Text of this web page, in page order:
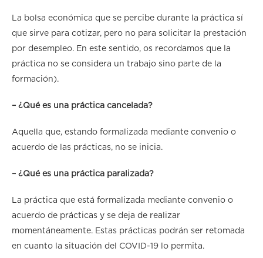
La bolsa económica que se percibe durante la práctica sí
que sirve para cotizar, pero no para solicitar la prestación
por desempleo. En este sentido, os recordamos que la
práctica no se considera un trabajo sino parte de la
formación).
– ¿Qué es una práctica cancelada?
Aquella que, estando formalizada mediante convenio o
acuerdo de las prácticas, no se inicia.
– ¿Qué es una práctica paralizada?
La práctica que está formalizada mediante convenio o
acuerdo de prácticas y se deja de realizar
momentáneamente. Estas prácticas podrán ser retomada
en cuanto la situación del COVID-19 lo permita.